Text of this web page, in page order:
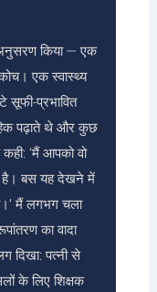
किया — एक
एक स्वास्थ्य
सूफी-प्रभावित
पढ़ाते थे और कुछ
‘मैं आपको वो
है। बस यह देखने में
मैं लगभग चला
का वादा
पत्नी से
के लिए शिक्षक